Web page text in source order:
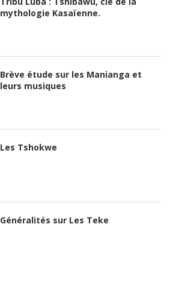
mythologie Kasaïenne.
Brève étude sur les Manianga et
leurs musiques
Les Tshokwe
Généralités sur Les Teke